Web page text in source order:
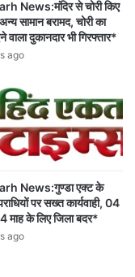
News:मंदिर से चोरी किए
सामान बरामद, चोरी का
वाला दुकानदार भी गिरफ्तार*
ago
News:गुण्डा एक्ट के
पर सख्त कार्यवाही, 04
माह के लिए जिला बदर*
ago